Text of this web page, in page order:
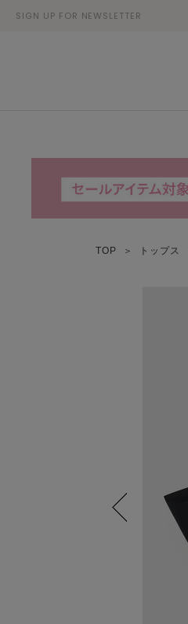
SIGN UP FOR NEWSLETTER
TOP ＞ トップス